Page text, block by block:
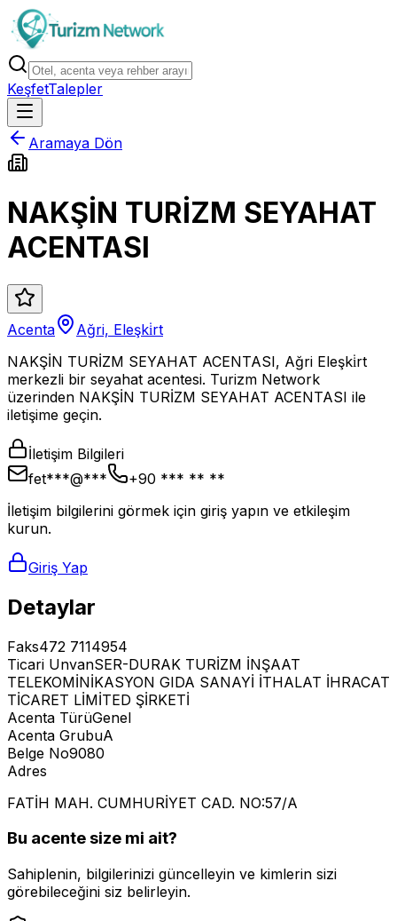
KeşfetTalepler
Aramaya Dön
NAKŞİN TURİZM SEYAHAT
ACENTASI
Acenta
Ağri, Eleşki̇rt
NAKŞİN TURİZM SEYAHAT ACENTASI, Ağri Eleşki̇rt
merkezli bir seyahat acentesi. Turizm Network
üzerinden NAKŞİN TURİZM SEYAHAT ACENTASI ile
iletişime geçin.
İletişim Bilgileri
fet***@***
+90 *** ** **
İletişim bilgilerini görmek için giriş yapın ve etkileşim
kurun.
Giriş Yap
Detaylar
Faks472 7114954
Ticari UnvanSER-DURAK TURİZM İNŞAAT
TELEKOMİNİKASYON GIDA SANAYİ İTHALAT İHRACAT
TİCARET LİMİTED ŞİRKETİ
Acenta TürüGenel
Acenta GrubuA
Belge No9080
Adres
FATİH MAH. CUMHURİYET CAD. NO:57/A
Bu acente size mi ait?
Sahiplenin, bilgilerinizi güncelleyin ve kimlerin sizi
görebileceğini siz belirleyin.